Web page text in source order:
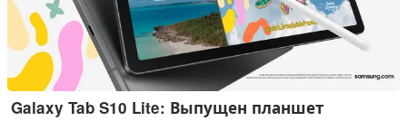
Galaxy Tab S10 Lite: Выпущен планшет